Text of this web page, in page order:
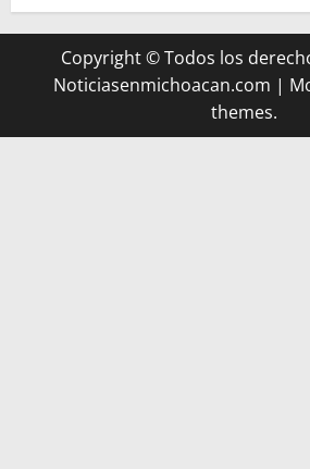
Copyright © Todos los
Noticiasenmichoacan.com |
themes.